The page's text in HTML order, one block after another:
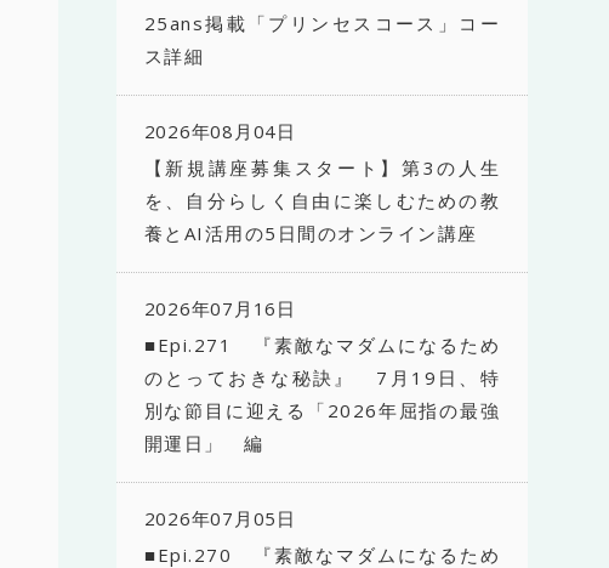
25ans掲載「プリンセスコース」コー
ス詳細
2026年08月04日
【新規講座募集スタート】第3の人生
を、自分らしく自由に楽しむための教
養とAI活用の5日間のオンライン講座
2026年07月16日
■Epi.271 『素敵なマダムになるため
のとっておきな秘訣』 7月19日、特
別な節目に迎える「2026年屈指の最強
開運日」 編
2026年07月05日
■Epi.270 『素敵なマダムになるため